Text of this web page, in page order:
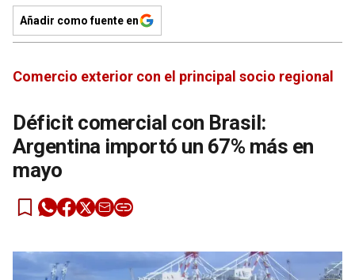
Añadir como fuente en
Comercio exterior con el principal socio regional
Déficit comercial con Brasil:
Argentina importó un 67% más en
mayo